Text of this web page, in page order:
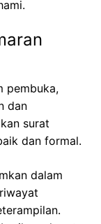
pembuka,
dan
surat
dan formal.
dalam